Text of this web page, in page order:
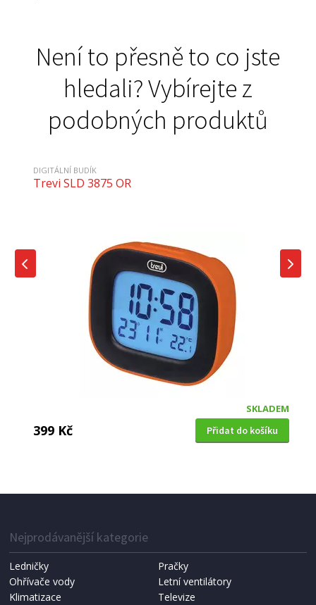
Není to přesně to co jste
hledali? Vybírejte z
podobných produktů
DIGITÁLNÍ BUDÍK
Trevi SLD 3875 OR
SKLADEM
399 Kč Přidat do košíku
Trevi SL 3820 ALARM RED
Nejprodávanější kategorie
Ledničky
Pračky
Ohřívače vody
Letní ventilátory
Klimatizace
Televize